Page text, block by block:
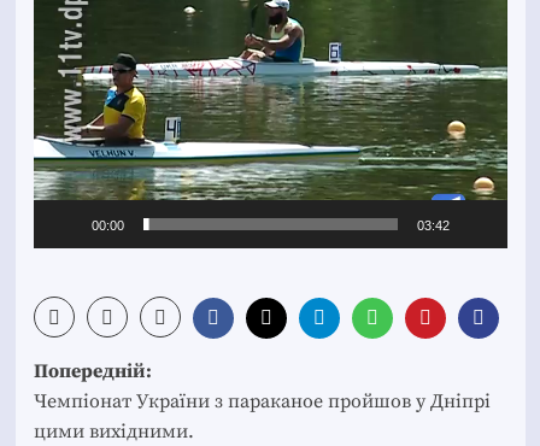
00:00 03:42
Post
navigation
Попередній:
Чемпіонат України з параканое пройшов у Дніпрі
цими вихідними.